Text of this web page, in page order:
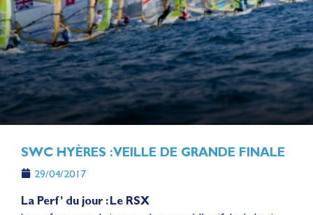
SWC HYÈRES : VEILLE DE GRANDE FINALE
29/04/2017
La Perf’ du jour : Le RSX